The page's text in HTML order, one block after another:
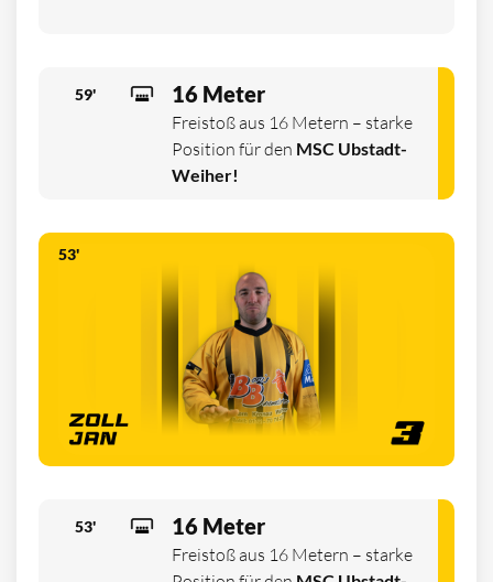
59' 16 Meter
Freistoß aus 16 Metern – starke
Position für den MSC Ubstadt-
Weiher!
53'
53' 16 Meter
Freistoß aus 16 Metern – starke